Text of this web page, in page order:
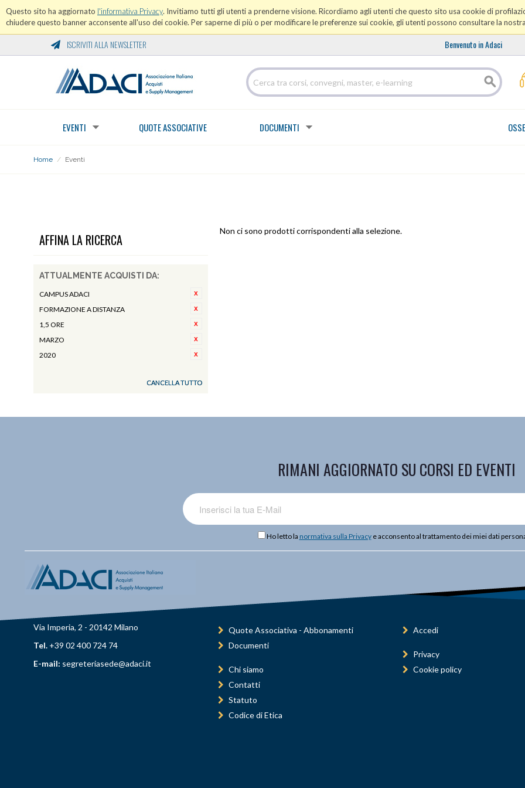
Questo sito ha aggiornato l'informativa Privacy. Invitiamo tutti gli utenti a prenderne visione. Ricordiamo agli utenti che questo sito usa cookie di
chiudere questo banner acconsente all'uso dei cookie. Per saperne di più o per modificare le preferenze sui cookie, gli utenti possono consultare la nostra
ISCRIVITI ALLA NEWSLETTER Benvenuto in Adaci
EVENTI QUOTE ASSOCIATIVE DOCUMENTI
Home / Eventi
AFFINA LA RICERCA
ATTUALMENTE ACQUISTI DA:
CAMPUS ADACI
FORMAZIONE A DISTANZA
1,5 ORE
MARZO
2020
CANCELLA TUTTO
Non ci sono prodotti corrispondenti alla selezione.
RIMANI AGGIORNATO SU CORSI ED EVENTI
Ho letto la normativa sulla Privacye acconsento al trattamento dei miei dati
Via Imperia, 2 - 20142 Milano
Tel. +39 02 400 724 74
E-mail: segreteriasede@adaci.it
Quote Associativa - Abbonamenti
Documenti
Chi siamo
Contatti
Statuto
Codice di Etica
Accedi
Privacy
Cookie policy